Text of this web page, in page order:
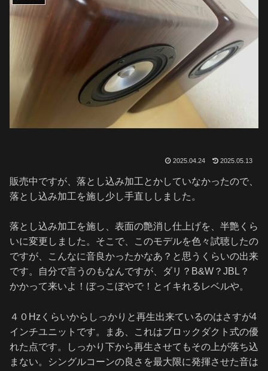
2025.04.24 2025.05.13
販売中ですが、落とし込み加工とかしていなかったので、
落とし込み加工を施し少し手直ししました。
落とし込み加工を施し、表面の艶消し仕上げを、半艶くら
いに変更しました。そこで、このモデルを色々試聴したの
ですが、こんなに音良かったかなあ？と思うくらいの出来
です。自分で言うのもなんですが、ダリ？B&W？JBL？
かかって来いよ！ぼっこぼやで！とイキれるレベルや。
４０Hzくらいからしっかりと再生出来ているのはさすが4
インチユニットです。まあ、これはブロックダクト式の優
れた点です。しっかり下から再生させてもその上が落ち込
まない。シングルコーンの良さを最大限に発揮させた音は